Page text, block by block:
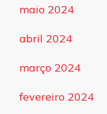
maio 2024
abril 2024
março 2024
fevereiro 2024